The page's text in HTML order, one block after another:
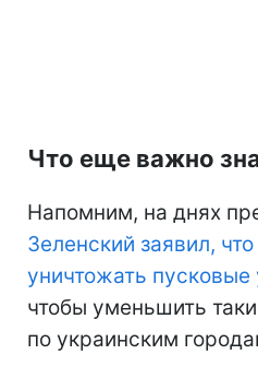
Что еще важно
Напомним, на днях
Зеленский заявил,
уничтожать пусковые
чтобы уменьшить
по украинским